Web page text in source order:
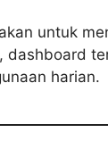
untuk
harian.